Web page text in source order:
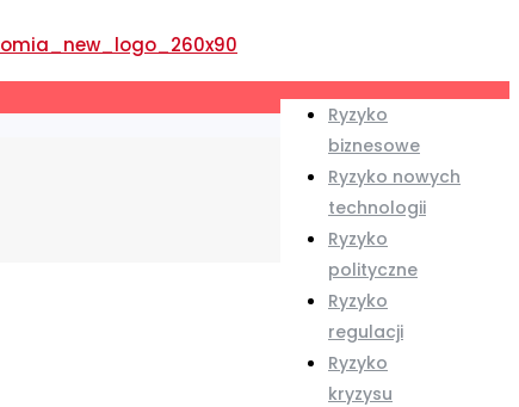
Ryzyko
biznesowe
Ryzyko nowych
technologii
Ryzyko
polityczne
Ryzyko
regulacji
Ryzyko
kryzysu